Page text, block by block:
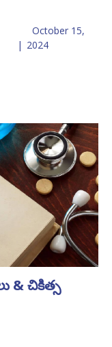
|
October 15,
2024
& చికిత్స